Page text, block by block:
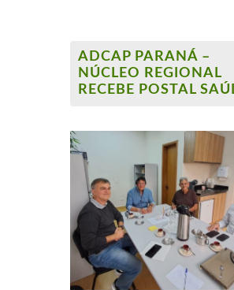
ADCAP PARANÁ –
NÚCLEO REGIONAL
RECEBE POSTAL